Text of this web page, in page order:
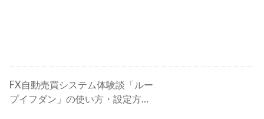
FX自動売買システム体験談「ルー
プイフダン」の使い方・設定方